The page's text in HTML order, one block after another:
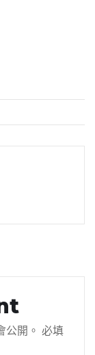
公開。 必填